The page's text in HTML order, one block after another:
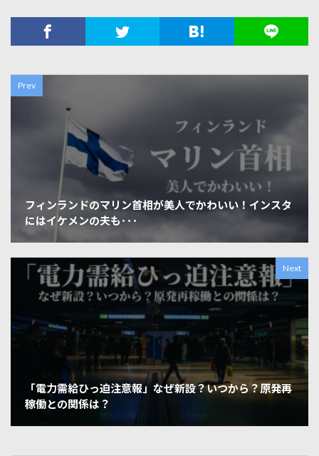
Prev
フィンランドのマリン首相が美人でかわいい！インスタ
にはイケメンの夫も･･･
Next
「電力需給ひっ迫注意報」なぜ新設？いつから？原発再
稼働との関係は？